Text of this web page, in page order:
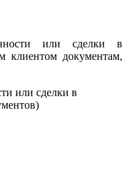
или сделки в
клиентом документам,
или сделки в